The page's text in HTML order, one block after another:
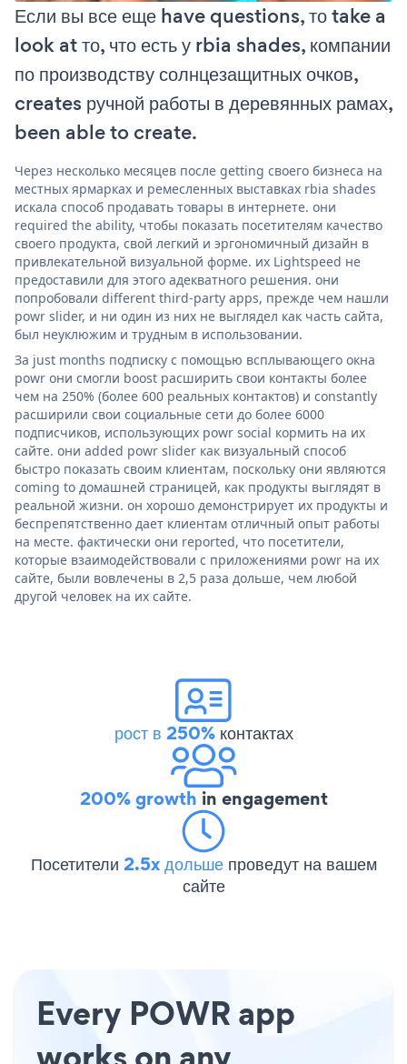
Если вы все еще have questions, то take a
look at то, что есть у rbia shades, компании
по производству солнцезащитных очков,
creates ручной работы в деревянных рамах,
been able to create.
Через несколько месяцев после getting своего бизнеса на
местных ярмарках и ремесленных выставках rbia shades
искала способ продавать товары в интернете. они
required the ability, чтобы показать посетителям качество
своего продукта, свой легкий и эргономичный дизайн в
привлекательной визуальной форме. их Lightspeed не
предоставили для этого адекватного решения. они
попробовали different third-party apps, прежде чем нашли
powr slider, и ни один из них не выглядел как часть сайта,
был неуклюжим и трудным в использовании.
За just months подписку с помощью всплывающего окна
powr они смогли boost расширить свои контакты более
чем на 250% (более 600 реальных контактов) и constantly
расширили свои социальные сети до более 6000
подписчиков, использующих powr social кормить на их
сайте. они added powr slider как визуальный способ
быстро показать своим клиентам, поскольку они являются
coming to домашней страницей, как продукты выглядят в
реальной жизни. он хорошо демонстрирует их продукты и
беспрепятственно дает клиентам отличный опыт работы
на месте. фактически они reported, что посетители,
которые взаимодействовали с приложениями powr на их
сайте, были вовлечены в 2,5 раза дольше, чем любой
другой человек на их сайте.
рост в 250%контактах
200% growth in engagement
Посетители 2.5x дольше проведут на вашем
сайте
Every POWR app